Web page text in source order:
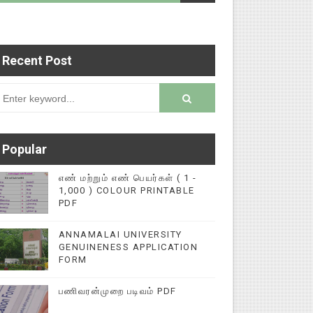
மின்னல் கல்விச் செய்தி
Recent Post
Popular
எண் மற்றும் எண் பெயர்கள் ( 1 -
1,000 ) COLOUR PRINTABLE
PDF
ANNAMALAI UNIVERSITY
GENUINENESS APPLICATION
FORM
பணிவரன்முறை படிவம் PDF